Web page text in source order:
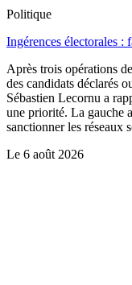
Politique
Ingérences électorales :
Après trois opérations
des candidats déclarés
Sébastien Lecornu a
une priorité. La gauche
sanctionner les réseaux
Le 6 août 2026